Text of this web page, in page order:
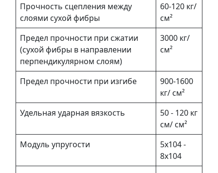
Прочность сцепления между
слоями сухой фибры
60-120 кг/
см²
Предел прочности при сжатии
(сухой фибры в направлении
перпендикулярном слоям)
3000 кг/
см²
Предел прочности при изгибе
900-1600
кг/ см²
Удельная ударная вязкость
50 - 120 кг
см/ см²
Модуль упругости
5х104 -
8х104